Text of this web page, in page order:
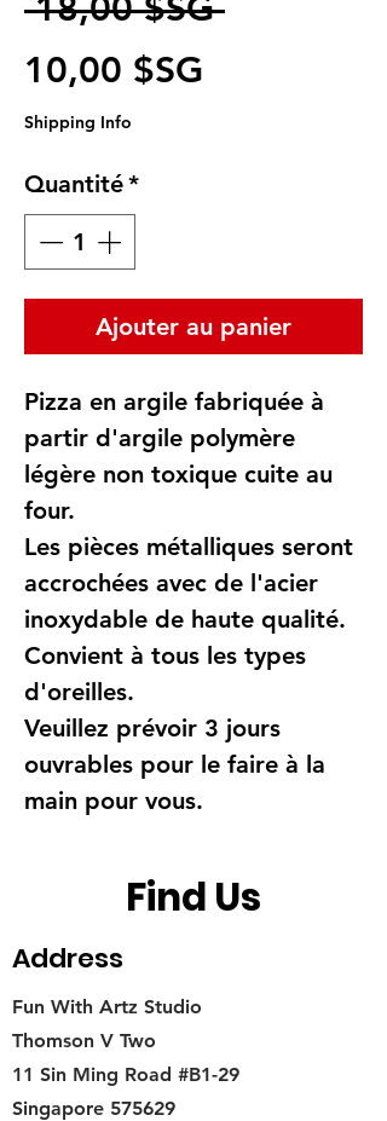
10,00 $SG
Shipping Info
Quantité*
Ajouter au panier
Pizza en argile fabriquée à
partir d'argile polymère
légère non toxique cuite au
four.
Les pièces métalliques seront
accrochées avec de l'acier
inoxydable de haute qualité.
Convient à tous les types
d'oreilles.
Veuillez prévoir 3 jours
ouvrables pour le faire à la
main pour vous.
Find Us
Address
Fun With Artz Studio
Thomson V Two
11 Sin Ming Road #B1-29
Singapore 575629